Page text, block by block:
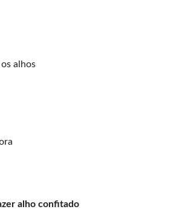
alhos
alho confitado